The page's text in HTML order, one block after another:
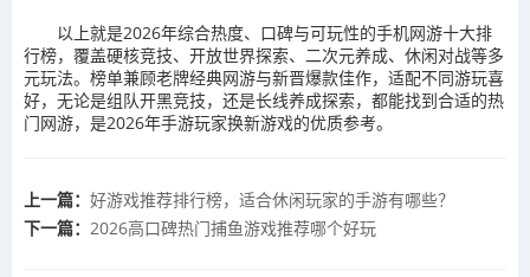
以上就是2026年综合热度、口碑与可玩性的手机网游十大排
行榜，覆盖硬核竞技、开放世界探索、二次元养成、休闲对战等多
元玩法。榜单兼顾老牌经典网游与新晋爆款佳作，适配不同游玩喜
好，无论是组队开黑竞技，还是长线养成探索，都能找到合适的热
门网游，是2026年手游玩家换新游戏的优质参考。
上一篇： 好游戏推荐排行榜，适合休闲玩家的手游有哪些？
下一篇： 2026高口碑热门捕鱼游戏推荐哪个好玩